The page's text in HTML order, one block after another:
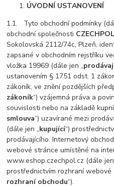
ÚVODNÍ USTANOVENÍ
1.1. Tyto obchodní podmínky
obchodní společnosti
Sokolovská 2112/74c, Plzeň,
zapsané v obchodním rejstříku
vložka 19969 (dále jen „
ustanovením § 1751 odst. 1
zákoník, ve znění pozdějších
zákoník“) vzájemná práva a
souvislosti nebo na základě
smlouva“) uzavírané mezi
(dále jen „kupující“)
prodávajícího. Internetový
webové stránce umístěné na
www.eshop.czechpol.cz (dále
prostřednictvím rozhraní webové
rozhraní obchodu“).